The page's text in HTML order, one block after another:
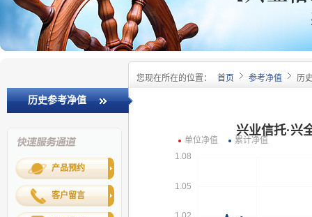
您现在所在的位置： 首页 参考净值 历
历史参考净值
产品预约
客户留言